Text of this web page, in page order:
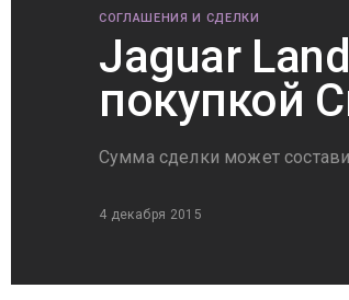
СОГЛАШЕНИЯ И СДЕЛКИ
Jaguar
покупкой
Сумма сделки может
4 декабря 2015